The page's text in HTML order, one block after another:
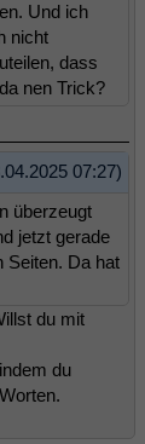
Und ich
nicht
dass
nen Trick?
07:27)
überzeugt
jetzt gerade
Seiten. Da hat
du mit
du